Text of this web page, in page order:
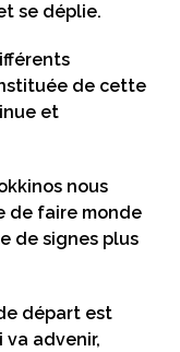
se déplie.
de cette
et
nous
de faire monde
de signes plus
départ est
advenir,